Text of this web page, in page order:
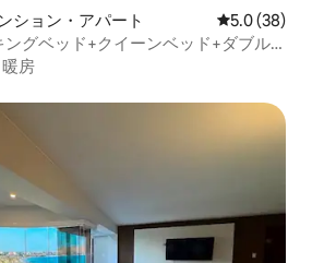
ション・アパート レビュー38
5.0 (38)
グベッド+クイーンベッド+ダブル
コマー
暖房